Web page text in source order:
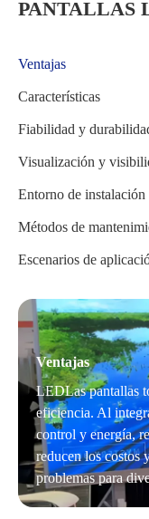
PANTALLAS
Ventajas
Características
Fiabilidad y
Visualización y
Entorno de instalación
Métodos de
Escenarios de
Ventajas
LEDLas pantallas
eficiencia. Al
control y energía,
reducen los costos
problemas para